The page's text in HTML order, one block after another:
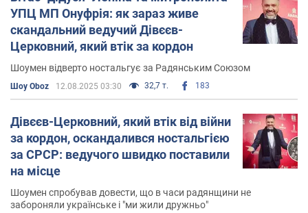
Друга висадка" на телеканалі ICTV.
2013 року Олексій охрестився у церкві УПЦ (МП). Його
хресними стали політик Михайло Добкін та російська
акторка Лариса Удовиченко.
Війна в Україні
Олексій Дівєєв-Церковний виїхав з України незадовго
до повномасштабного вторгнення РФ та проживав у
Латвії, а згодом переїхав до Німеччини. На
звинувачення у втечі з України
телеведучий заявив, що
у нього було відрядження до 25 лютого 2022 року і був
на руках зворотній квиток у Київ, але повертатися "вже
УПЦ МП Онуфрія: як зараз живе
скандальний ведучий Дівєєв-
Церковний, який втік за кордон
Шоумен відверто ностальгує за Радянським Союзом
Шоу Oboz 12.08.2025 03:30 32,7 т. 183
Дівєєв-Церковний, який втік від війни
за кордон, оскандалився ностальгією
за СРСР: ведучого швидко поставили
на місце
Шоумен спробував довести, що в часи радянщини не
забороняли українське і "ми жили дружньо"